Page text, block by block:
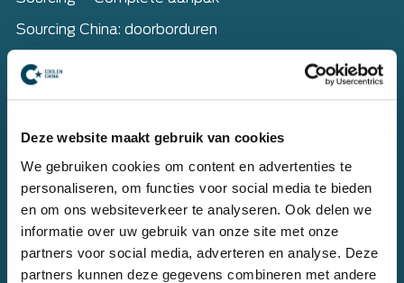
Deze website maakt gebruik van cookies
We gebruiken cookies om content en advertenties te
personaliseren, om functies voor social media te bieden
en om ons websiteverkeer te analyseren. Ook delen we
informatie over uw gebruik van onze site met onze
partners voor social media, adverteren en analyse. Deze
partners kunnen deze gegevens combineren met andere
Sourcing China: doorborduren
Wij verzorgen jouw inkoop
Juridische dienstverlening
Kwaliteitscontrole
Communicatie in China